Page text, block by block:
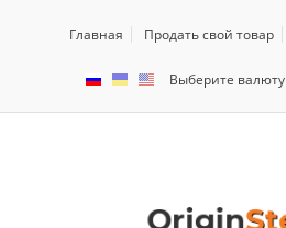
Главная Продать свой товар
Выберите валюту